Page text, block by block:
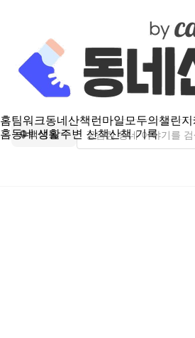
홈팀워크동네산책런마일모두의챌린지
홈동네 생활주변 산책산책 기록
백석동